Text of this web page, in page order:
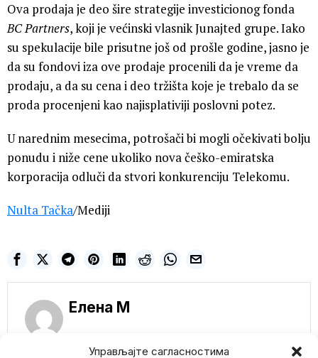
Управљајте сагласностима
Ova prodaja je deo šire strategije investicionog fonda
BC Partners, koji je većinski vlasnik Junajted grupe. Iako
su spekulacije bile prisutne još od prošle godine, jasno je
da su fondovi iza ove prodaje procenili da je vreme da
prodaju, a da su cena i deo tržišta koje je trebalo da se
proda procenjeni kao najisplativiji poslovni potez.
U narednim mesecima, potrošači bi mogli očekivati bolju
ponudu i niže cene ukoliko nova češko-emiratska
korporacija odluči da stvori konkurenciju Telekomu.
Nulta Tačka/Mediji
Елена M